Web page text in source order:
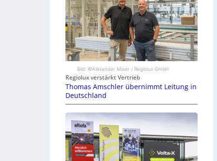
Bild: ©Alexander Maier / Regiolux GmbH
Regiolux verstärkt Vertrieb
Thomas Amschler übernimmt Leitung in
Deutschland